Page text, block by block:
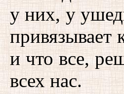
у них, у
и что все,
всех нас.